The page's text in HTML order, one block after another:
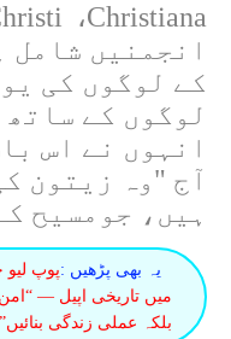
Christiana،
انجمنیں شامل
کے لوگوں کی
لوگوں کے ساتھ
انہوں نے اس
آج "وہ زیتون
ہیں، جومسیح
یہ بھی پڑھیں :پوپ
میں تاریخی اپیل —
بلکہ عملی زندگی بنائیں”